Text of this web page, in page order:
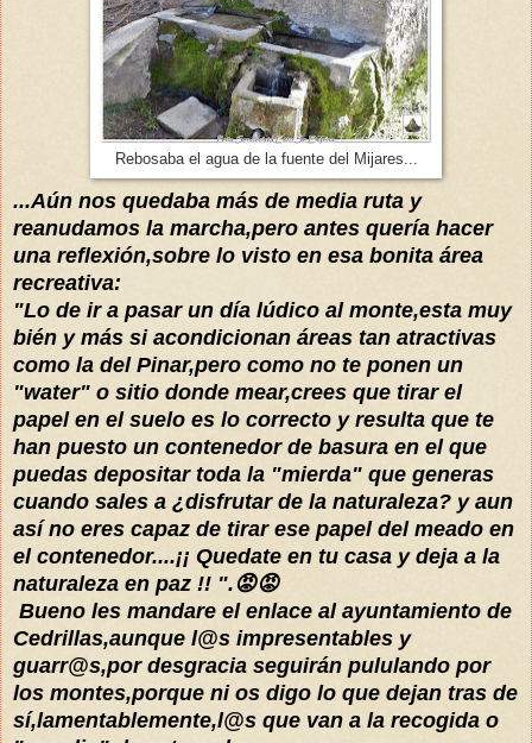
Rebosaba el agua de la fuente del Mijares...
...Aún nos quedaba más de media ruta y
reanudamos la marcha,pero antes quería hacer
una reflexión,sobre lo visto en esa bonita área
recreativa:
"Lo de ir a pasar un día lúdico al monte,esta muy
bién y más si acondicionan áreas tan atractivas
como la del Pinar,pero como no te ponen un
"water" o sitio donde mear,crees que tirar el
papel en el suelo es lo correcto y resulta que te
han puesto un contenedor de basura en el que
puedas depositar toda la "mierda" que generas
cuando sales a ¿disfrutar de la naturaleza? y aun
así no eres capaz de tirar ese papel del meado en
el contenedor....¡¡ Quedate en tu casa y deja a la
naturaleza en paz !! ".😡😡
Bueno les mandare el enlace al ayuntamiento de
Cedrillas,aunque l@s impresentables y
guarr@s,por desgracia seguirán pululando por
los montes,porque ni os digo lo que dejan tras de
sí,lamentablemente,l@s que van a la recogida o